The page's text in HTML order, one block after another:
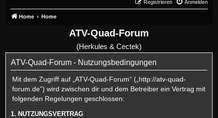
Anmelden
Registrieren
Home Home
ATV-Quad-Forum
(Herkules & Cectek)
ATV-Quad-Forum - Nutzungsbedingungen
Mit dem Zugriff auf „ATV-Quad-Forum“ („http://atv-quad-
forum.de“) wird zwischen dir und dem Betreiber ein Vertrag mit
folgenden Regelungen geschlossen:
1. NUTZUNGSVERTRAG